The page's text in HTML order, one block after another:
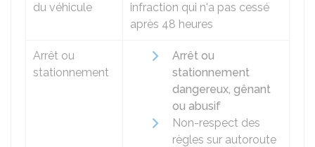
du véhicule
infraction qui n'a pas cessé
après 48 heures
Arrêt ou
stationnement
Arrêt ou
stationnement
dangereux, gênant
ou abusif
Non-respect des
règles sur autoroute